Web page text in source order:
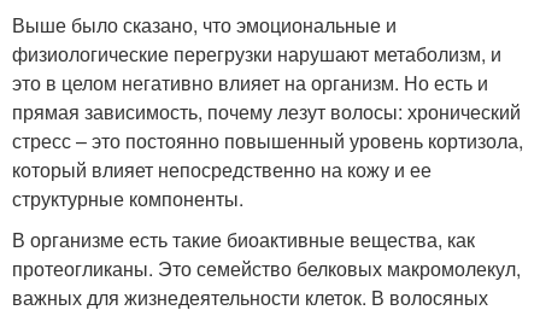
Выше было сказано, что эмоциональные и
физиологические перегрузки нарушают метаболизм, и
это в целом негативно влияет на организм. Но есть и
прямая зависимость, почему лезут волосы: хронический
стресс – это постоянно повышенный уровень кортизола,
который влияет непосредственно на кожу и ее
структурные компоненты.
В организме есть такие биоактивные вещества, как
протеогликаны. Это семейство белковых макромолекул,
важных для жизнедеятельности клеток. В волосяных